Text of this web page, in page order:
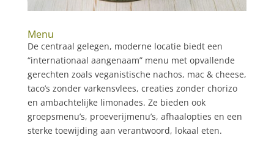
Menu
De centraal gelegen, moderne locatie biedt een
“internationaal aangenaam” menu met opvallende
gerechten zoals veganistische nachos, mac & cheese,
taco’s zonder varkensvlees, creaties zonder chorizo ​​
en ambachtelijke limonades. Ze bieden ook
groepsmenu’s, proeverijmenu’s, afhaalopties en een
sterke toewijding aan verantwoord, lokaal eten.